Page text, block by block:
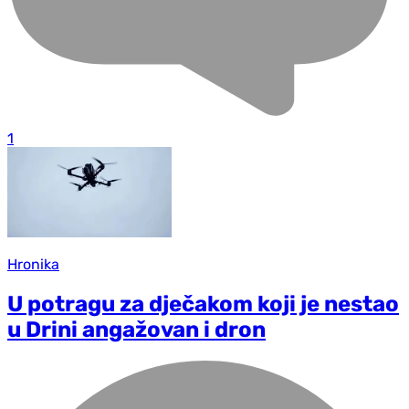
1
Hronika
U potragu za dječakom koji je nestao
u Drini angažovan i dron